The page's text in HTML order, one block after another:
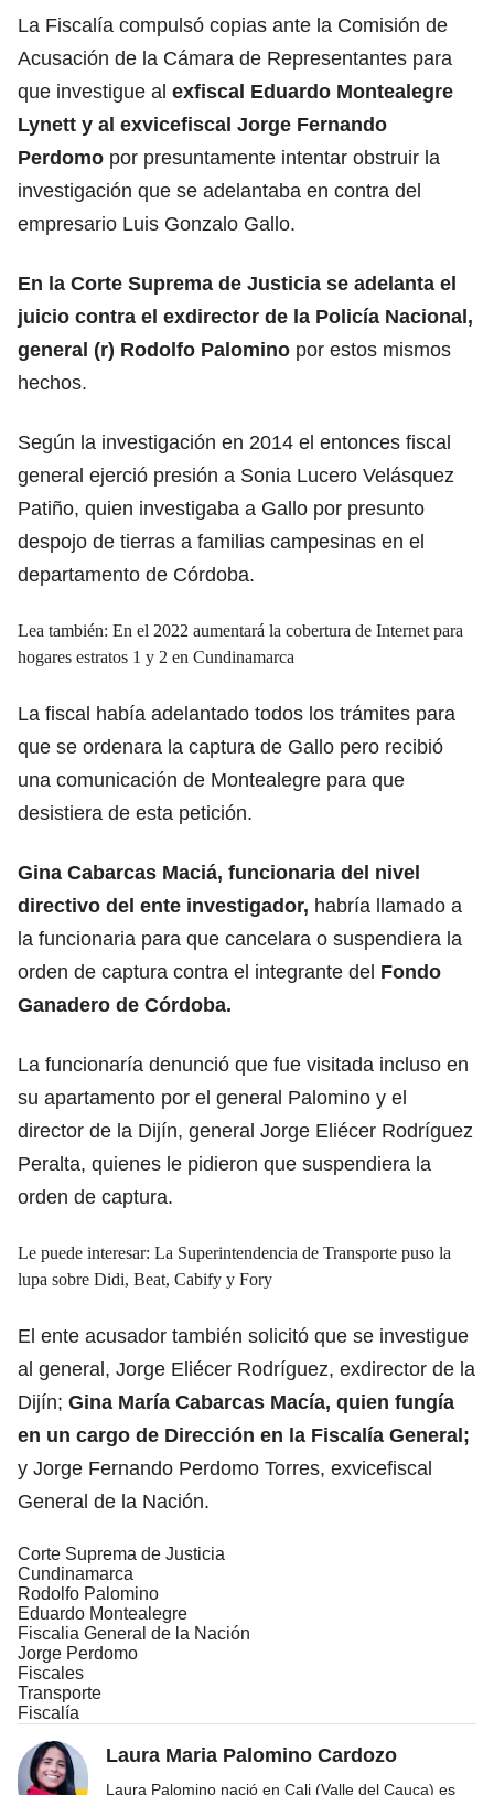
La Fiscalía compulsó copias ante la Comisión de
Acusación de la Cámara de Representantes para
que investigue al exfiscal Eduardo Montealegre
Lynett y al exvicefiscal Jorge Fernando
Perdomo por presuntamente intentar obstruir la
investigación que se adelantaba en contra del
empresario Luis Gonzalo Gallo.
En la Corte Suprema de Justicia se adelanta el
juicio contra el exdirector de la Policía Nacional,
general (r) Rodolfo Palomino por estos mismos
hechos.
Según la investigación en 2014 el entonces fiscal
general ejerció presión a Sonia Lucero Velásquez
Patiño, quien investigaba a Gallo por presunto
despojo de tierras a familias campesinas en el
departamento de Córdoba.
Lea también: En el 2022 aumentará la cobertura de Internet para
hogares estratos 1 y 2 en Cundinamarca
La fiscal había adelantado todos los trámites para
que se ordenara la captura de Gallo pero recibió
una comunicación de Montealegre para que
desistiera de esta petición.
Gina Cabarcas Maciá, funcionaria del nivel
directivo del ente investigador, habría llamado a
la funcionaria para que cancelara o suspendiera la
orden de captura contra el integrante del Fondo
Ganadero de Córdoba.
La funcionaría denunció que fue visitada incluso en
su apartamento por el general Palomino y el
director de la Dijín, general Jorge Eliécer Rodríguez
Peralta, quienes le pidieron que suspendiera la
orden de captura.
Le puede interesar: La Superintendencia de Transporte puso la
lupa sobre Didi, Beat, Cabify y Fory
El ente acusador también solicitó que se investigue
al general, Jorge Eliécer Rodríguez, exdirector de la
Dijín; Gina María Cabarcas Macía, quien fungía
en un cargo de Dirección en la Fiscalía General;
y Jorge Fernando Perdomo Torres, exvicefiscal
General de la Nación.
Corte Suprema de Justicia
Cundinamarca
Rodolfo Palomino
Eduardo Montealegre
Fiscalia General de la Nación
Jorge Perdomo
Fiscales
Transporte
Fiscalía
Laura Maria Palomino Cardozo
Laura Palomino nació en Cali (Valle del Cauca) es